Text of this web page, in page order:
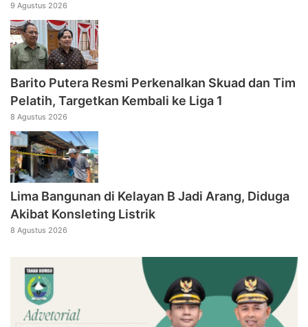
9 Agustus 2026
Barito Putera Resmi Perkenalkan Skuad dan Tim
Pelatih, Targetkan Kembali ke Liga 1
8 Agustus 2026
Lima Bangunan di Kelayan B Jadi Arang, Diduga
Akibat Konsleting Listrik
8 Agustus 2026